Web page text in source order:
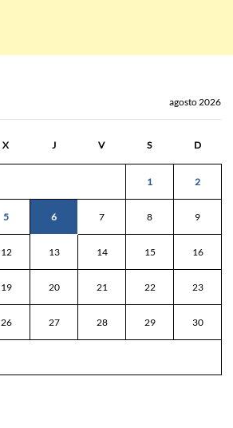
agosto 2026
X J V S D
1 2
5 6 7 8 9
12 13 14 15 16
19 20 21 22 23
26 27 28 29 30